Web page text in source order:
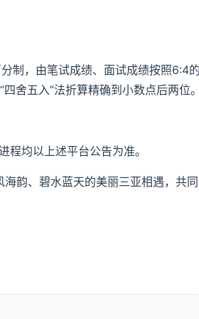
制，由笔试成绩、面试成绩按照6:4
舍五入”法折算精确到小数点后两位
程均以上述平台公告为准。
韵、碧水蓝天的美丽三亚相遇，共同